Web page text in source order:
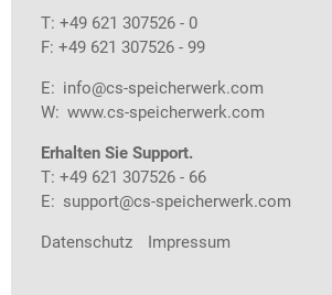
T: +49 621 307526 - 0
F: +49 621 307526 - 99
E: info@cs-speicherwerk.com
W: www.cs-speicherwerk.com
Erhalten Sie Support.
T: +49 621 307526 - 66
E: support@cs-speicherwerk.com
Datenschutz Impressum